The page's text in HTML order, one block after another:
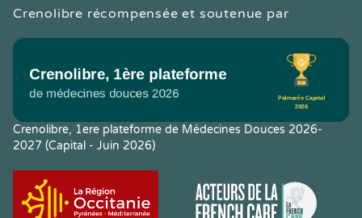
Crenolibre récompensée et soutenue par
Crenolibre, 1ere plateforme de Médecines Douces 2026-
2027 (Capital - Juin 2026)